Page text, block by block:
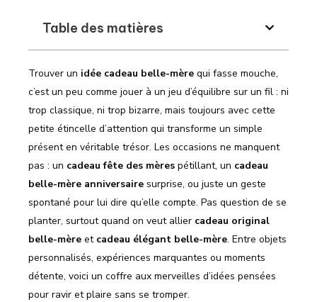
Table des matières
Trouver un idée cadeau belle-mère qui fasse mouche,
c’est un peu comme jouer à un jeu d’équilibre sur un fil : ni
trop classique, ni trop bizarre, mais toujours avec cette
petite étincelle d’attention qui transforme un simple
présent en véritable trésor. Les occasions ne manquent
pas : un cadeau fête des mères pétillant, un cadeau
belle-mère anniversaire surprise, ou juste un geste
spontané pour lui dire qu’elle compte. Pas question de se
planter, surtout quand on veut allier cadeau original
belle-mère et cadeau élégant belle-mère. Entre objets
personnalisés, expériences marquantes ou moments
détente, voici un coffre aux merveilles d’idées pensées
pour ravir et plaire sans se tromper.